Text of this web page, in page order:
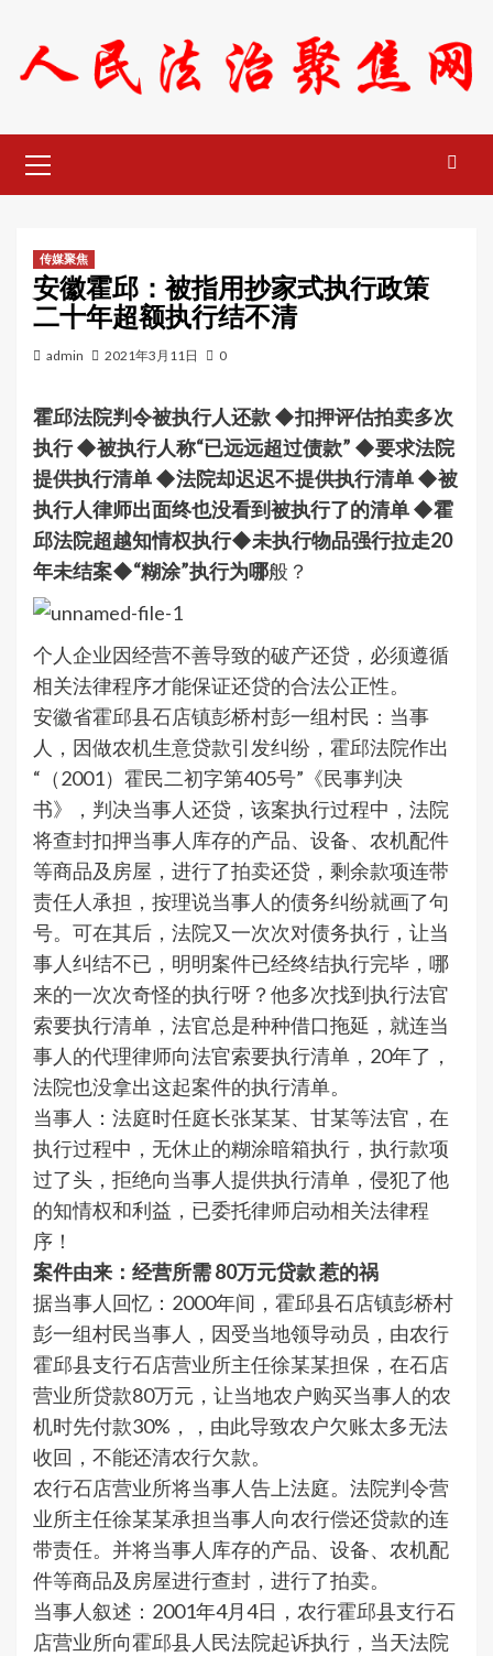
content
Menu
传媒聚焦
安徽霍邱：被指用抄家式执行政策
二十年超额执行结不清
admin 2021年3月11日 0
霍邱法院判令被执行人还款 ◆扣押评估拍卖多次
执行 ◆被执行人称“已远远超过债款” ◆要求法院
提供执行清单 ◆法院却迟迟不提供执行清单 ◆被
执行人律师出面终也没看到被执行了的清单 ◆霍
邱法院超越知情权执行◆未执行物品强行拉走20
年未结案◆“糊涂”执行为哪般？
个人企业因经营不善导致的破产还贷，必须遵循
相关法律程序才能保证还贷的合法公正性。
安徽省霍邱县石店镇彭桥村彭一组村民：当事
人，因做农机生意贷款引发纠纷，霍邱法院作出
“（2001）霍民二初字第405号”《民事判决
书》，判决当事人还贷，该案执行过程中，法院
将查封扣押当事人库存的产品、设备、农机配件
等商品及房屋，进行了拍卖还贷，剩余款项连带
责任人承担，按理说当事人的债务纠纷就画了句
号。可在其后，法院又一次次对债务执行，让当
事人纠结不已，明明案件已经终结执行完毕，哪
来的一次次奇怪的执行呀？他多次找到执行法官
索要执行清单，法官总是种种借口拖延，就连当
事人的代理律师向法官索要执行清单，20年了，
法院也没拿出这起案件的执行清单。
当事人：法庭时任庭长张某某、甘某等法官，在
执行过程中，无休止的糊涂暗箱执行，执行款项
过了头，拒绝向当事人提供执行清单，侵犯了他
的知情权和利益，已委托律师启动相关法律程
序！
案件由来：经营所需 80万元贷款 惹的祸
据当事人回忆：2000年间，霍邱县石店镇彭桥村
彭一组村民当事人，因受当地领导动员，由农行
霍邱县支行石店营业所主任徐某某担保，在石店
营业所贷款80万元，让当地农户购买当事人的农
机时先付款30%，，由此导致农户欠账太多无法
收回，不能还清农行欠款。
农行石店营业所将当事人告上法庭。法院判令营
业所主任徐某某承担当事人向农行偿还贷款的连
带责任。并将当事人库存的产品、设备、农机配
件等商品及房屋进行查封，进行了拍卖。
当事人叙述：2001年4月4日，农行霍邱县支行石
店营业所向霍邱县人民法院起诉执行，当天法院